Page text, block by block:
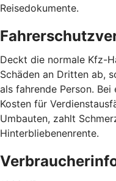
Reisedokumente.
Deckt die normale Kfz-
Schäden an Dritten ab,
als fahrende Person.
Kosten für
Umbauten, zahlt
Hinterbliebenenrente.